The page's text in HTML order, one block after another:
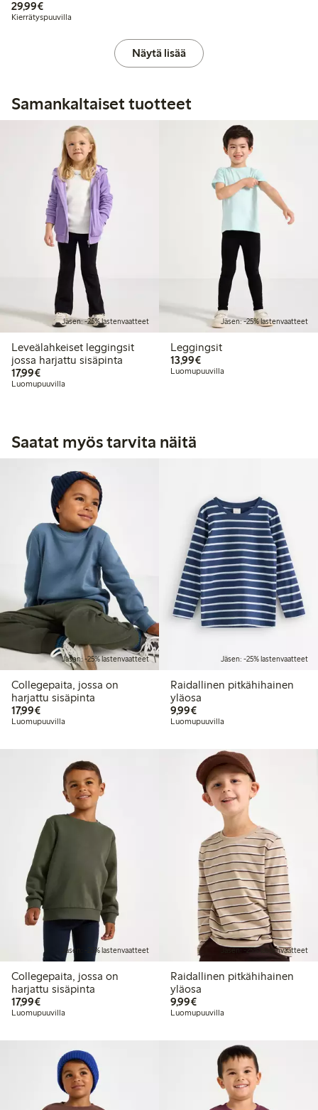
29,99€29,99 €
Kierrätyspuuvilla
Näytä lisää
Samankaltaiset tuotteet
Jäsen: -25% lastenvaatteet
Leveälahkeiset leggingsit
jossa harjattu sisäpinta
17,99€17,99 €
Luomupuuvilla
Jäsen: -25% lastenvaatteet
Leggingsit
13,99€13,99 €
Luomupuuvilla
Saatat myös tarvita näitä
Jäsen: -25% lastenvaatteet
Collegepaita, jossa on
harjattu sisäpinta
17,99€17,99 €
Luomupuuvilla
Jäsen: -25% lastenvaatteet
Raidallinen pitkähihainen
yläosa
9,99€9,99 €
Luomupuuvilla
Jäsen: -25% lastenvaatteet
Collegepaita, jossa on
harjattu sisäpinta
17,99€17,99 €
Luomupuuvilla
Jäsen: -25% lastenvaatteet
Raidallinen pitkähihainen
yläosa
9,99€9,99 €
Luomupuuvilla